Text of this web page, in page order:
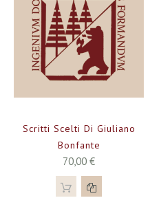
Scritti Scelti Di Giuliano
Bonfante
70,00 €